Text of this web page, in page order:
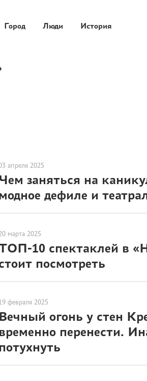
Город Люди История
апреля 2025
Чем заняться на
дефиле и
марта 2025
10 спектаклей в
посмотреть
февраля 2025
Вечный огонь у стен
временно перенести.
потухнуть